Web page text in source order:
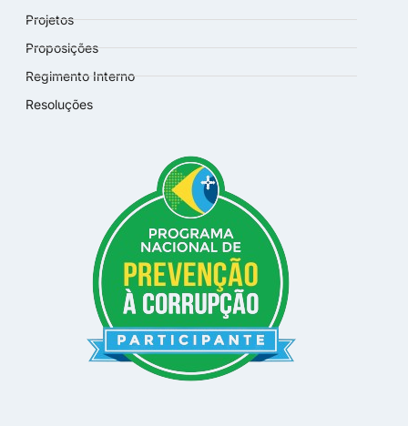
Projetos
Proposições
Regimento Interno
Resoluções